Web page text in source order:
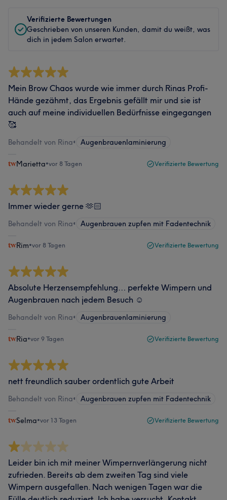
Verifizierte Bewertungen
Geschrieben von unseren Kunden, damit du weißt, was
dich in jedem Salon erwartet.
Mein Brow Chaos wurde wie immer durch Rinas Profi-
Hände gezähmt, das Ergebnis gefällt mir und sie ist
auch auf meine individuellen Bedürfnisse eingegangen
🥰
Behandelt von Rina• Augenbrauenlaminierung
Marietta•vor 8 Tagen Verifizierte Bewertung
Immer wieder gerne 🫶🏻
Behandelt von Rina• Augenbrauen zupfen mit Fadentechnik
Rim•vor 8 Tagen Verifizierte Bewertung
Absolute Herzensempfehlung… perfekte Wimpern und
Augenbrauen nach jedem Besuch ☺️
Behandelt von Rina• Augenbrauenlaminierung
Ria•vor 9 Tagen Verifizierte Bewertung
nett freundlich sauber ordentlich gute Arbeit
Behandelt von Rina• Augenbrauen zupfen mit Fadentechnik
Selma•vor 13 Tagen Verifizierte Bewertung
Leider bin ich mit meiner Wimpernverlängerung nicht
zufrieden. Bereits ab dem zweiten Tag sind viele
Wimpern ausgefallen. Nach wenigen Tagen war die